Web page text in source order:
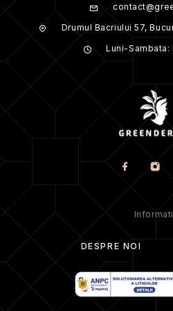
Drumul Bacriului 57,
Luni-
DESPRE NOI